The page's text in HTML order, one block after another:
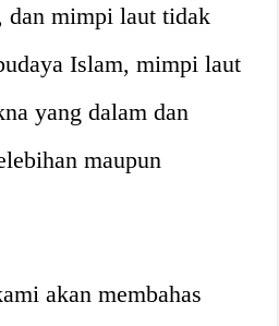
dan mimpi laut tidak
Islam, mimpi laut
yang dalam dan
maupun
akan membahas